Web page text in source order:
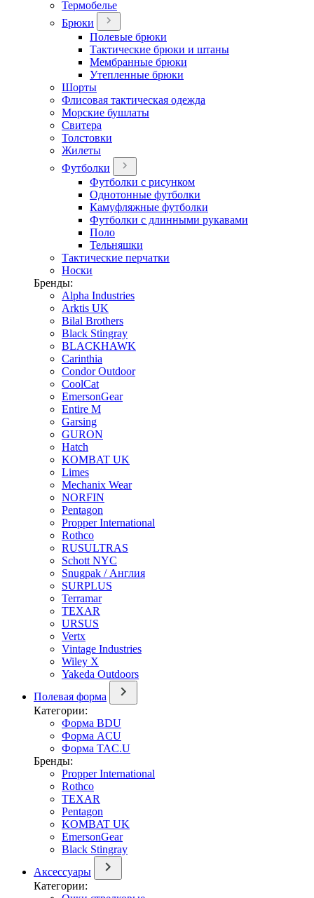
Термобелье
Брюки
Полевые брюки
Тактические брюки и штаны
Мембранные брюки
Утепленные брюки
Шорты
Флисовая тактическая одежда
Морские бушлаты
Свитера
Толстовки
Жилеты
Футболки
Футболки с рисунком
Однотонные футболки
Камуфляжные футболки
Футболки с длинными рукавами
Поло
Тельняшки
Тактические перчатки
Носки
Бренды:
Alpha Industries
Arktis UK
Bilal Brothers
Black Stingray
BLACKHAWK
Carinthia
Condor Outdoor
CoolCat
EmersonGear
Entire M
Garsing
GURON
Hatch
KOMBAT UK
Limes
Mechanix Wear
NORFIN
Pentagon
Propper International
Rothco
RUSULTRAS
Schott NYC
Snugpak / Англия
SURPLUS
Terramar
TEXAR
URSUS
Vertx
Vintage Industries
Wiley X
Yakeda Outdoors
Полевая форма
Категории:
Форма BDU
Форма ACU
Форма TAC.U
Бренды:
Propper International
Rothco
TEXAR
Pentagon
KOMBAT UK
EmersonGear
Black Stingray
Аксессуары
Категории: